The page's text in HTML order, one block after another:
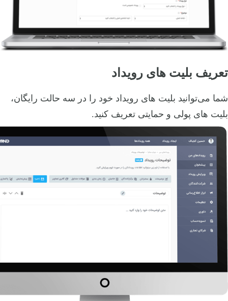
تعریف بلیت های رویداد
شما می‌توانید بلیت های رویداد خود را در سه حالت رایگان،
بلیت های پولی و حمایتی تعریف کنید.